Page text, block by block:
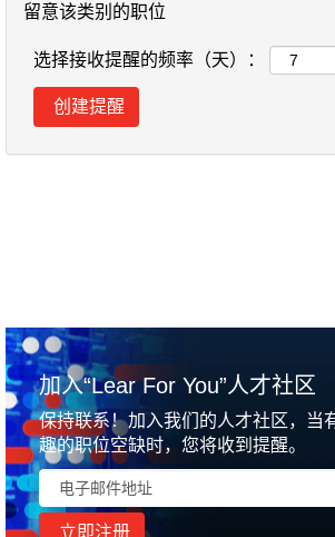
留意该类别的职位
选择接收提醒的频率（天）：
加入“Lear For You”人才社区
保持联系！加入我们的人才社区，当
趣的职位空缺时，您将收到提醒。